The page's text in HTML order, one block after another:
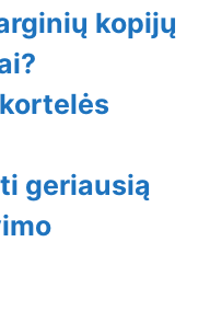
kopijų
geriausią